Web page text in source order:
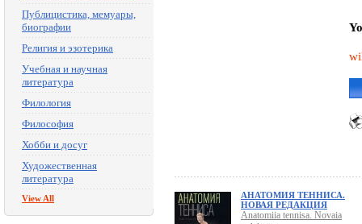
Публицистика, мемуары,
биографии
Религия и эзотерика
Учебная и научная
литература
Филология
Философия
Хобби и досуг
Художественная
литература
View All
АНАТОМИЯ ТЕННИСА.
НОВАЯ РЕДАКЦИЯ
Anatomiia tennisa. Novaia